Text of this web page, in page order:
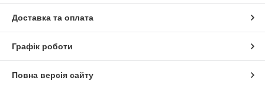
Доставка та оплата
Графік роботи
Повна версія сайту